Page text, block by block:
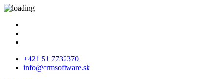
+421 51 7732370
info@crmsoftware.sk